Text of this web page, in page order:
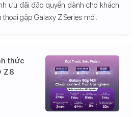
ưu đãi đặc quyền dành cho khách
gập Galaxy Z Series mới.
thức
Z8